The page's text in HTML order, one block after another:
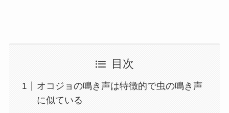
目次
オコジョの鳴き声は特徴的で虫の鳴き声
に似ている